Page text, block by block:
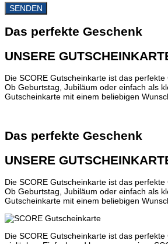
SENDEN
Das perfekte Geschenk
UNSERE
Die SCORE Gutscheinkarte ist das
Ob Geburtstag, Jubiläum oder einfach als
Gutscheinkarte mit einem beliebigen
Das perfekte Geschenk
UNSERE
Die SCORE Gutscheinkarte ist das
Ob Geburtstag, Jubiläum oder einfach als
Gutscheinkarte mit einem beliebigen
Die SCORE Gutscheinkarte ist das